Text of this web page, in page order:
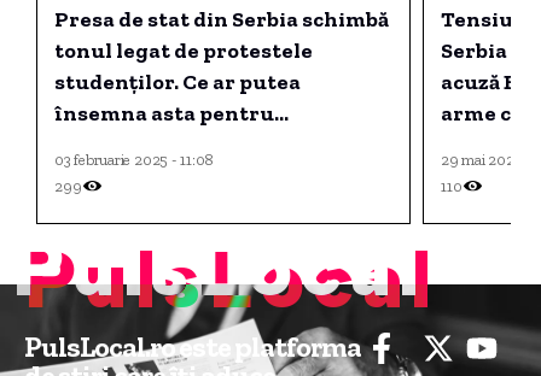
Presa de stat din Serbia schimbă
tonul legat de protestele
studenților. Ce ar putea
însemna asta pentru
03 februarie 2025 - 11:08
299
Tensiuni
Serbia și
acuză
arme
29 mai 2025 -
110
PulsLocal
PulsLocal.ro este platforma